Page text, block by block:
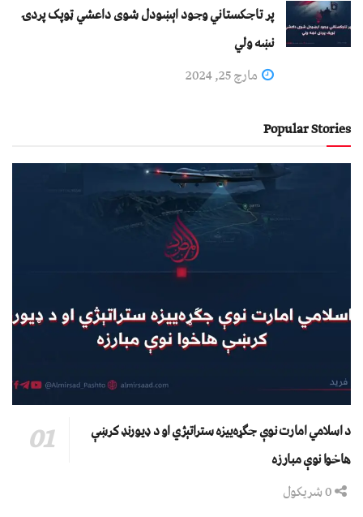
پر تاجکستاني وجود اېښودل شوی داعشي ټوپک پردۍ
نښه ولي
مارچ 25, 2024
Popular Stories
د اسلامي امارت نوې جګړه‌ییزه ستراتېژي او د ډیورنډ کرښې
هاخوا نوې مبارزه